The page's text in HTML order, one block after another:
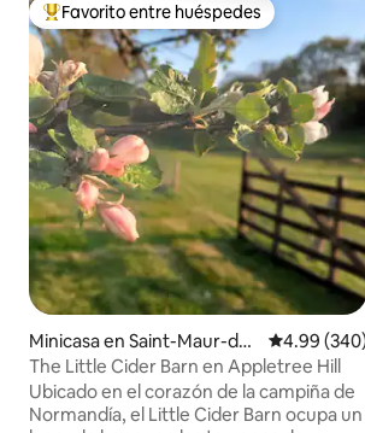
Favorito entre huéspedes preferido
Favorito entre huéspedes
Minicasa en Saint-Maur-des
-Bois
4.99
The Little Cider Barn en Appletree Hill
Ubicado en el corazón de la campiña de
Normandía, el Little Cider Barn ocupa un